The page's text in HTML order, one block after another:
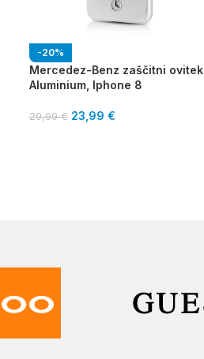
-20%
Mercedez-Benz zaščitni ovitek
Aluminium, Iphone 8
29,99€ 23,99 €